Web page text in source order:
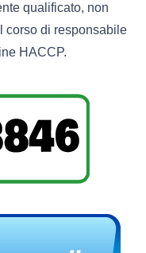
qualificato, non
corso di responsabile
HACCP.